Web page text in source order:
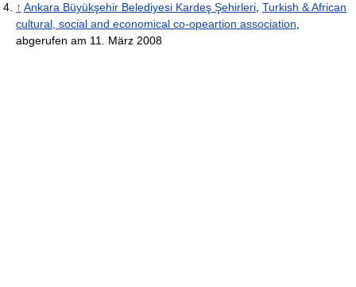
↑ Ankara Büyükşehir Belediyesi Kardeş Şehirleri, Turkish & African
cultural, social and economical co-opeartion association,
abgerufen am 11. März 2008